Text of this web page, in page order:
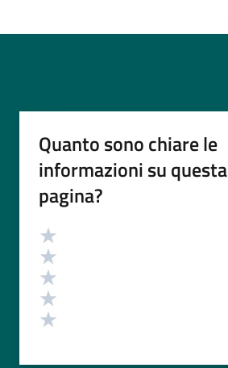
Quanto sono chiare le
informazioni su questa
pagina?
Valutazione